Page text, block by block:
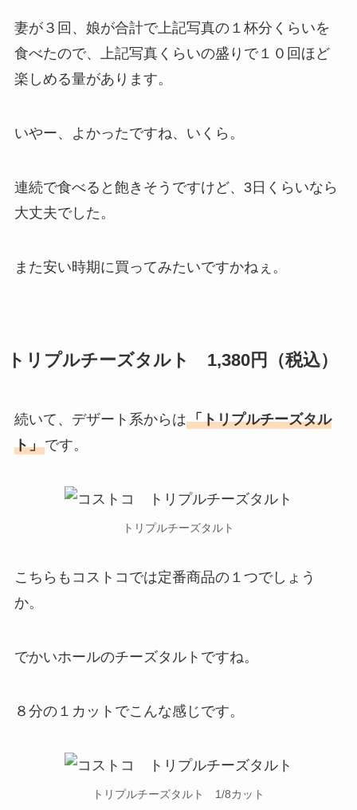
妻が３回、娘が合計で上記写真の１杯分くらいを
食べたので、上記写真くらいの盛りで１０回ほど
楽しめる量があります。
いやー、よかったですね、いくら。
連続で食べると飽きそうですけど、3日くらいなら
大丈夫でした。
また安い時期に買ってみたいですかねぇ。
トリプルチーズタルト 1,380円（税込）
続いて、デザート系からは「トリプルチーズタル
ト」です。
トリプルチーズタルト
こちらもコストコでは定番商品の１つでしょう
か。
でかいホールのチーズタルトですね。
８分の１カットでこんな感じです。
トリプルチーズタルト 1/8カット